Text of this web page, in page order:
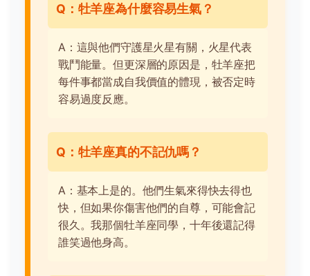
Q：牡羊座為什麼容易生氣？
A：這與他們守護星火星有關，火星代表
戰鬥能量。但更深層的原因是，牡羊座把
每件事都當成自我價值的體現，被否定時
容易過度反應。
Q：牡羊座真的不記仇嗎？
A：基本上是的。他們生氣來得快去得也
快，但如果你傷害他們的自尊，可能會記
很久。我那個牡羊座同學，十年後還記得
誰笑過他身高。